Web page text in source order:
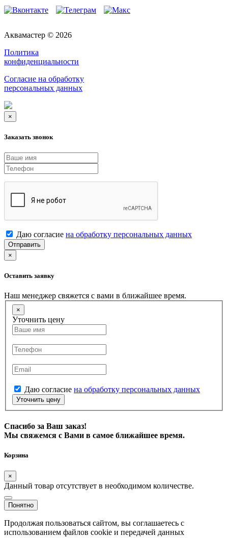
Аквамастер © 2026
Политика
конфиденциальности
Согласие на обработку
персональных данных
×
Заказать звонок
Даю согласие на обработку персональных данных
Отправить
×
Оставить заявку
Наш менеджер свяжется с вами в ближайшее время.
×
Уточнить цену
Даю согласие на обработку персональных данных
Уточнить цену
Спасибо за Ваш заказ!
Мы свяжемся с Вами в самое ближайшее время.
Корзина
×
Данный товар отсутствует в необходимом количестве.
Понятно
Продолжая пользоваться сайтом, вы соглашаетесь с
использованием файлов cookie и передачей данных